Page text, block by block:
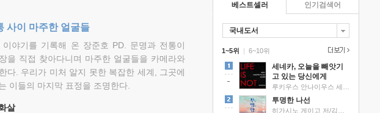
사이 마주한 얼굴들
야기를 기록해 온 장준호 PD. 문명과 전통이
을 직접 찾아다니며 마주한 얼굴들을 카메라와
다. 우리가 미처 알지 못한 복잡한 세계, 그곳에
이들의 마지막 표정을 조명한다.
살
베스트셀러
국내도서
1~5위 |
세네카, 오늘을 빼앗기
고 있는 당신에게
투명한 나선
6~10위
인기검색어